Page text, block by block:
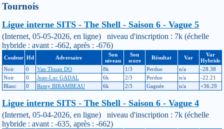
Tournois
Ligue interne SITS - The Shell - Saison 6 - Vague 5
(Internet, 05-05-2026, en ligne) niveau d'inscription : 7k (échelle
hybride : avant : -662, après : -676)
Couleur Hd Adversaire
Son
niveau
Son
score
Résultat Var
Var
Hybride
Noir
0 Van Thuan DO 8k 1/3 Perdue n/a
-28.38
Noir
0 Jean-Luc GADAL 6k 2/3 Perdue n/a
-22.21
Blanc
0 Remy BIRAMBEAU 6k 2/3 Gagnée n/a +36.29
Ligue interne SITS - The Shell - Saison 6 - Vague 4
(Internet, 05-04-2026, en ligne) niveau d'inscription : 7k (échelle
hybride : avant : -635, après : -662)